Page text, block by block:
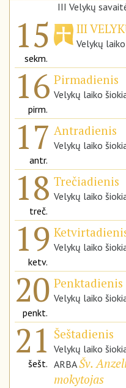
III Velykų
15
sekm.
III
Velykų
16
pirm.
Pirmadienis
Velykų laiko
17
antr.
Antradienis
Velykų laiko
18
treč.
Trečiadienis
Velykų laiko
19
ketv.
Velykų laiko
20
penkt.
Penktadienis
Velykų laiko
21
šešt.
Šeštadienis
Velykų laiko
ARBAŠv.
mokytojas